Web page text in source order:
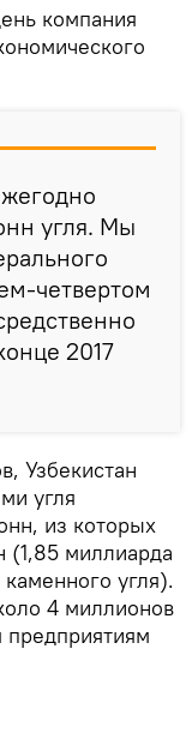
компания
угля. Мы
четвертом
2017
Узбекистан
угля
из которых
(1,85 миллиарда
угля).
4 миллионов
предприятиям